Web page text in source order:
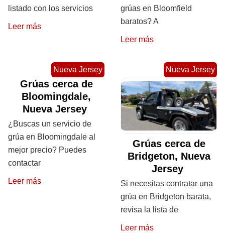
listado con los servicios
Leer más
grúas en Bloomfield
baratos? A
Leer más
Nueva Jersey
Grúas cerca de
Bloomingdale,
Nueva Jersey
¿Buscas un servicio de
grúa en Bloomingdale al
mejor precio? Puedes
contactar
Leer más
Nueva Jersey
Grúas cerca de
Bridgeton, Nueva
Jersey
Si necesitas contratar una
grúa en Bridgeton barata,
revisa la lista de
Leer más